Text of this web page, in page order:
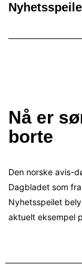
Nå er
borte
Den norske avis-
Dagbladet som
Nyhetsspeilet
aktuelt eksempel